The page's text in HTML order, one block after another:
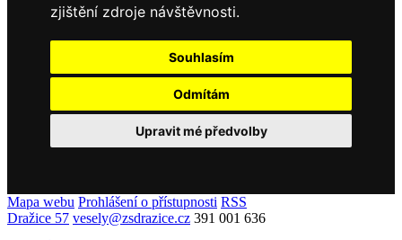
zjištění zdroje návštěvnosti.
Souhlasím
Odmítám
Upravit mé předvolby
Mapa webu Prohlášení o přístupnosti RSS
Dražice 57 vesely@zsdrazice.cz 391 001 636